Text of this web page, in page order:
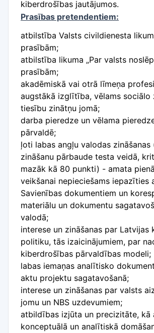
kiberdrošības jautājumos.
Prasības pretendentiem:
atbilstība Valsts civildienesta
prasībām;
atbilstība likuma „Par valsts
prasībām;
akadēmiskā vai otrā līmeņa
augstākā izglītība, vēlams sociālo
tiesību zinātņu jomā;
darba pieredze un vēlama
pārvaldē;
ļoti labas angļu valodas zināšanas
zināšanu pārbaude testa veidā,
mazāk kā 80 punkti) - amata
veikšanai nepieciešams iepazīties
Savienības dokumentiem un
materiālu un dokumentu
valodā;
interese un zināšanas par Latvijas
politiku, tās izaicinājumiem, par
kiberdrošības pārvaldības modeli;
labas iemaņas analītisko
aktu projektu sagatavošanā;
interese un zināšanas par valsts
jomu un NBS uzdevumiem;
atbildības izjūta un precizitāte, kā
konceptuālā un analītiskā